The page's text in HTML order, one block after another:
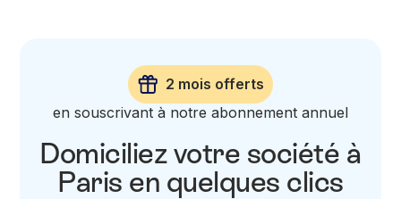
2 mois offerts
en souscrivant à notre abonnement annuel
Domiciliez votre société à
Paris en quelques clics